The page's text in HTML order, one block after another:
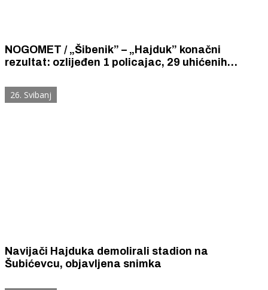
NOGOMET / „Šibenik” – „Hajduk” konačni
rezultat: ozlijeđen 1 policajac, 29 uhićenih
ponašanja, napad autom, požar na stadionu
26. Svibanj
Navijači Hajduka demolirali stadion na
Šubićevcu, objavljena snimka